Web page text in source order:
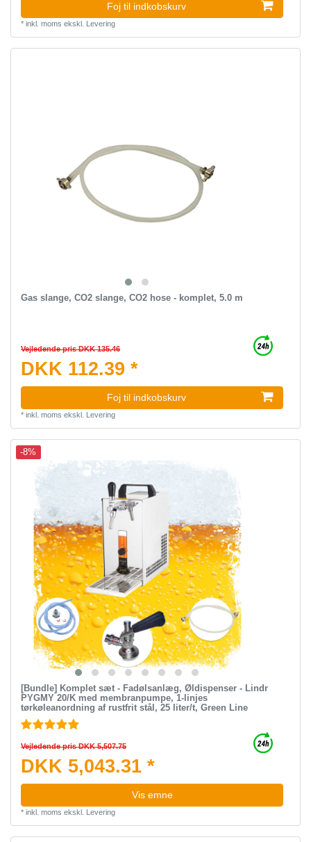
Foj til indkobskurv
* inkl. moms ekskl. Levering
Gas slange, CO2 slange, CO2 hose - komplet, 5.0 m
Vejledende pris DKK 135.46
DKK 112.39 *
Foj til indkobskurv
* inkl. moms ekskl. Levering
-8%
[Bundle] Komplet sæt - Fadølsanlæg, Øldispenser - Lindr
PYGMY 20/K med membranpumpe, 1-linjes
tørkøleanordning af rustfrit stål, 25 liter/t, Green Line
Vejledende pris DKK 5,507.75
DKK 5,043.31 *
Vis emne
* inkl. moms ekskl. Levering